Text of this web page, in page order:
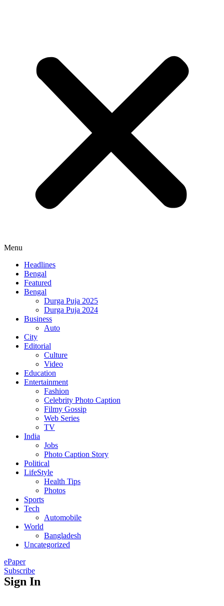
Menu
Headlines
Bengal
Featured
Bengal
Durga Puja 2025
Durga Puja 2024
Business
Auto
City
Editorial
Culture
Video
Education
Entertainment
Fashion
Celebrity Photo Caption
Filmy Gossip
Web Series
TV
India
Jobs
Photo Caption Story
Political
LifeStyle
Health Tips
Photos
Sports
Tech
Automobile
World
Bangladesh
Uncategorized
ePaper
Subscribe
Sign In